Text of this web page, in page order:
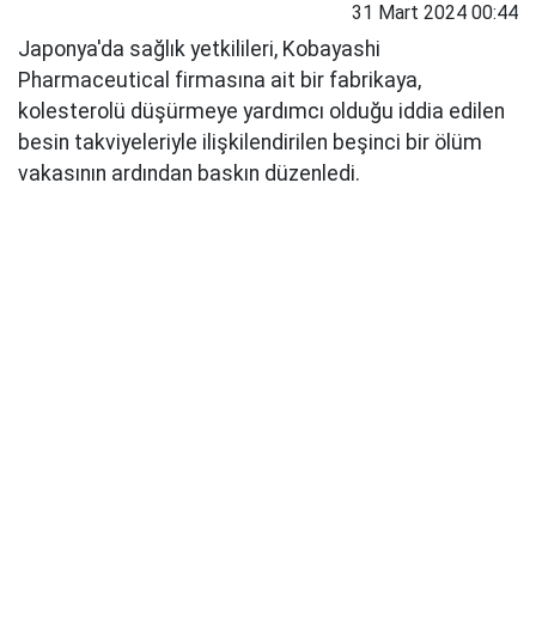
31 Mart 2024 00:44
Japonya'da sağlık yetkilileri, Kobayashi
Pharmaceutical firmasına ait bir fabrikaya,
kolesterolü düşürmeye yardımcı olduğu iddia edilen
besin takviyeleriyle ilişkilendirilen beşinci bir ölüm
vakasının ardından baskın düzenledi.